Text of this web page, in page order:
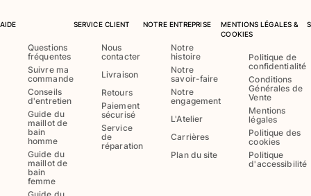
AIDE
Questions
fréquentes
Suivre ma
commande
Conseils
d'entretien
Guide du
maillot de
bain
homme
Guide du
maillot de
bain
femme
SERVICE CLIENT
Nous
contacter
Livraison
Retours
Paiement
sécurisé
Service
de
réparation
NOTRE ENTREPRISE
Notre
histoire
Notre
savoir-faire
Notre
engagement
L'Atelier
Carrières
Plan du site
MENTIONS LÉGALES &
COOKIES
Politique de
confidentialité
Conditions
Générales de
Vente
Mentions
légales
Politique des
cookies
Politique
d'accessibilité